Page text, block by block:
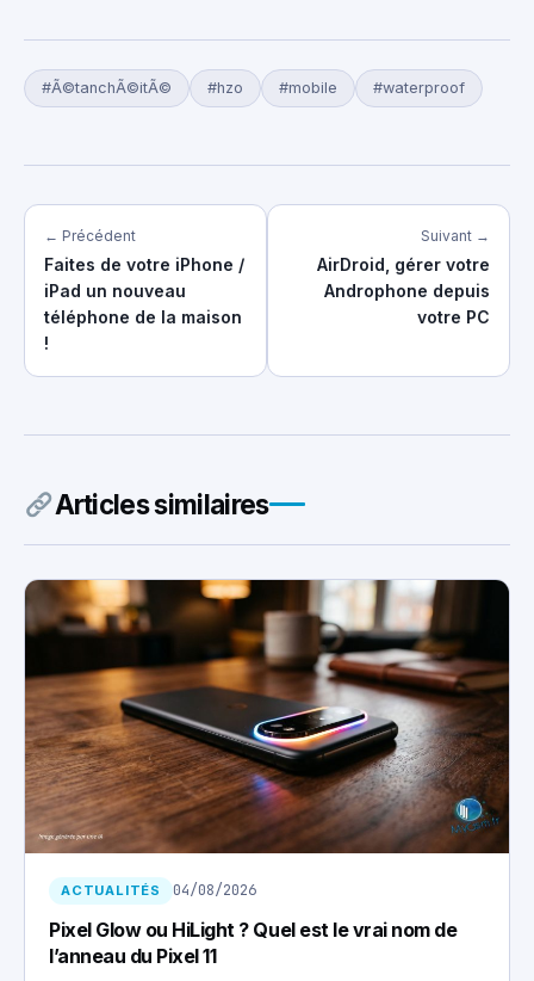
#Ã©tanchÃ©itÃ© #hzo #mobile #waterproof
← Précédent
Faites de votre iPhone /
iPad un nouveau
téléphone de la maison
!
Suivant →
AirDroid, gérer votre
Androphone depuis
votre PC
Articles similaires
ACTUALITÉS 04/08/2026
Pixel Glow ou HiLight ? Quel est le vrai nom de
l’anneau du Pixel 11